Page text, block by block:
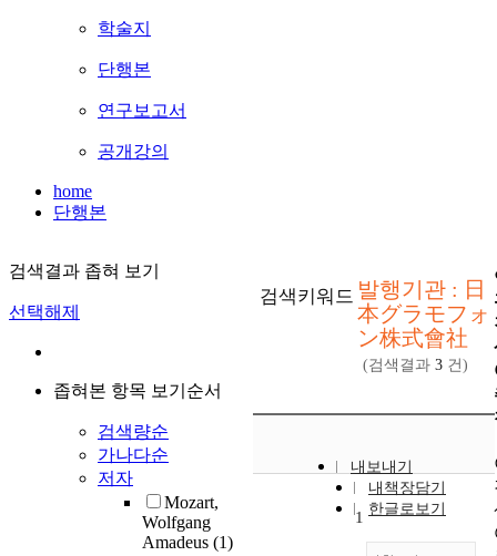
학술지
단행본
연구보고서
공개강의
home
단행본
검색결과 좁혀 보기
선택해제
좁혀본 항목 보기순서
검색량순
가나다순
저자
Mozart,
Wolfgang
Amadeus (1)
검색키워드 발행기관 : 日
本グラモフォ
ン株式會社
(검색결과 3 건)
내보내기
내책장담기
한글로보기
1